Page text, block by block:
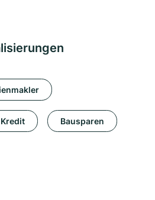
Kredit Bausparen